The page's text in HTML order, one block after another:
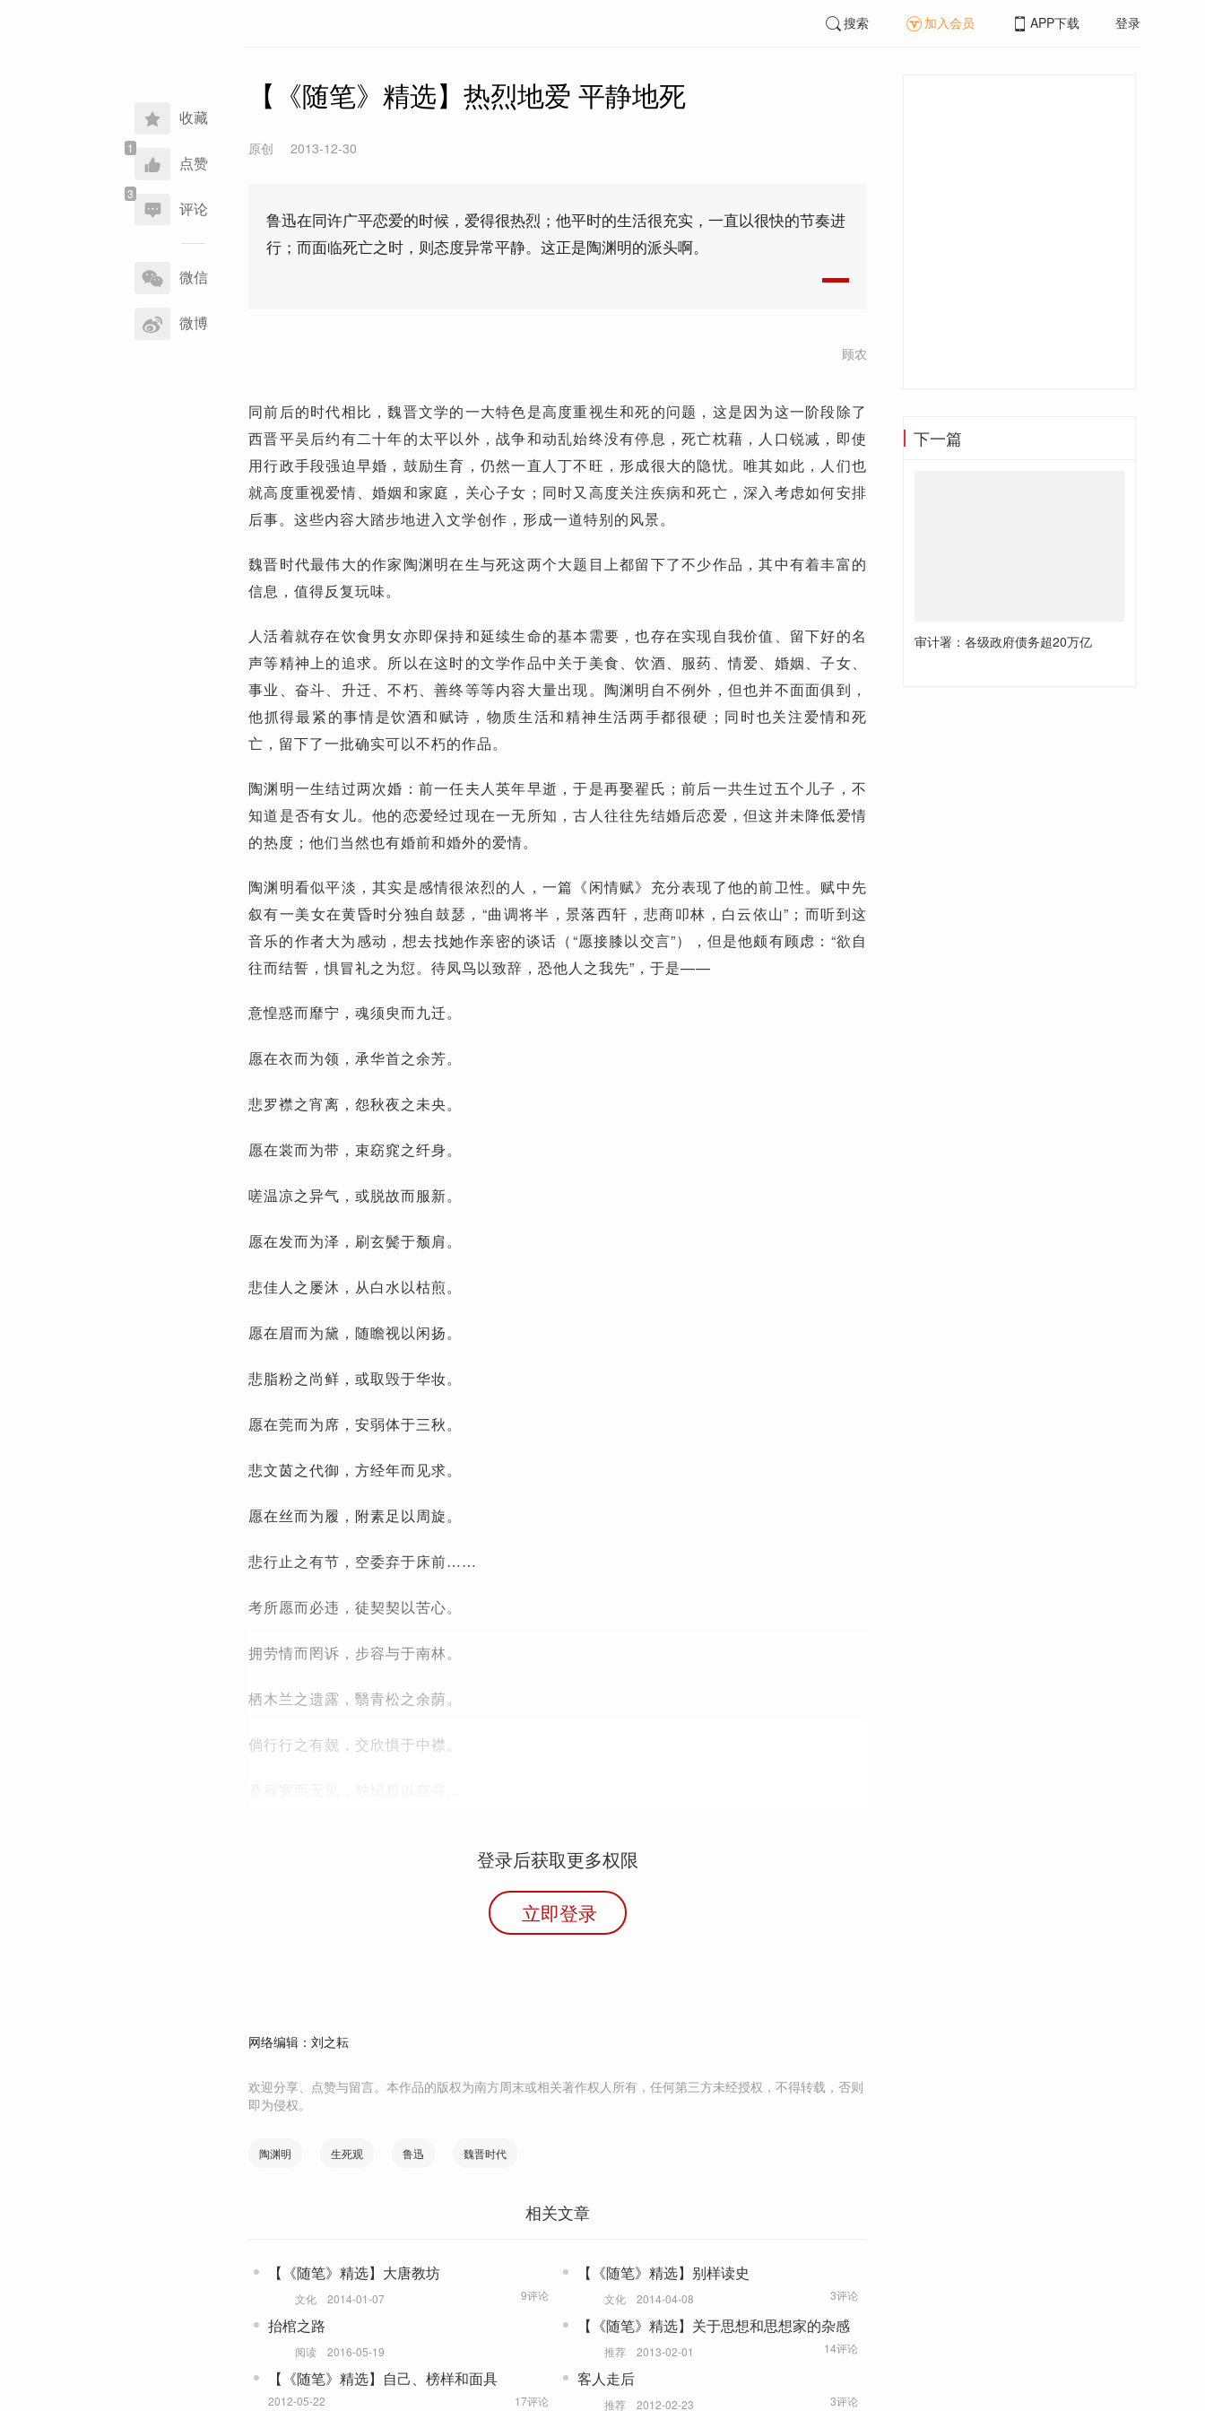
收藏
点赞
评论
享
到
微信
微博
搜索 加入会员 APP下载 登录
【《随笔》精选】热烈地爱 平静地死
原创 2013-12-30
鲁迅在同许广平恋爱的时候，爱得很热烈；他平时的生活很充实，一直以很快的节奏进
行；而面临死亡之时，则态度异常平静。这正是陶渊明的派头啊。
顾农
同前后的时代相比，魏晋文学的一大特色是高度重视生和死的问题，这是因为这一阶段除了
西晋平吴后约有二十年的太平以外，战争和动乱始终没有停息，死亡枕藉，人口锐减，即使
用行政手段强迫早婚，鼓励生育，仍然一直人丁不旺，形成很大的隐忧。唯其如此，人们也
就高度重视爱情、婚姻和家庭，关心子女；同时又高度关注疾病和死亡，深入考虑如何安排
后事。这些内容大踏步地进入文学创作，形成一道特别的风景。
魏晋时代最伟大的作家陶渊明在生与死这两个大题目上都留下了不少作品，其中有着丰富的
信息，值得反复玩味。
人活着就存在饮食男女亦即保持和延续生命的基本需要，也存在实现自我价值、留下好的名
声等精神上的追求。所以在这时的文学作品中关于美食、饮酒、服药、情爱、婚姻、子女、
事业、奋斗、升迁、不朽、善终等等内容大量出现。陶渊明自不例外，但也并不面面俱到，
他抓得最紧的事情是饮酒和赋诗，物质生活和精神生活两手都很硬；同时也关注爱情和死
亡，留下了一批确实可以不朽的作品。
陶渊明一生结过两次婚：前一任夫人英年早逝，于是再娶翟氏；前后一共生过五个儿子，不
知道是否有女儿。他的恋爱经过现在一无所知，古人往往先结婚后恋爱，但这并未降低爱情
的热度；他们当然也有婚前和婚外的爱情。
陶渊明看似平淡，其实是感情很浓烈的人，一篇《闲情赋》充分表现了他的前卫性。赋中先
叙有一美女在黄昏时分独自鼓瑟，“曲调将半，景落西轩，悲商叩林，白云依山”；而听到这
音乐的作者大为感动，想去找她作亲密的谈话（“愿接膝以交言”），但是他颇有顾虑：“欲自
往而结誓，惧冒礼之为愆。待凤鸟以致辞，恐他人之我先”，于是——
意惶惑而靡宁，魂须臾而九迁。
愿在衣而为领，承华首之余芳。
悲罗襟之宵离，怨秋夜之未央。
愿在裳而为带，束窈窕之纤身。
嗟温凉之异气，或脱故而服新。
愿在发而为泽，刷玄鬓于颓肩。
悲佳人之屡沐，从白水以枯煎。
愿在眉而为黛，随瞻视以闲扬。
悲脂粉之尚鲜，或取毁于华妆。
愿在莞而为席，安弱体于三秋。
悲文茵之代御，方经年而见求。
愿在丝而为履，附素足以周旋。
悲行止之有节，空委弃于床前……
考所愿而必违，徒契契以苦心。
拥劳情而罔诉，步容与于南林。
栖木兰之遗露，翳青松之余荫。
倘行行之有觌，交欣惧于中襟。
登录后获取更多权限
立即登录
网络编辑：刘之耘
欢迎分享、点赞与留言。本作品的版权为南方周末或相关著作权人所有，任何第三方未经授权，不得转载，否则
即为侵权。
陶渊明 生死观 鲁迅 魏晋时代
相关文章
【《随笔》精选】大唐教坊
文化 2014-01-07 9评论
【《随笔》精选】别样读史
文化 2014-04-08 3评论
抬棺之路
阅读 2016-05-19
【《随笔》精选】关于思想和思想家的杂感
推荐 2013-02-01 14评论
【《随笔》精选】自己、榜样和面具
2012-05-22 17评论
客人走后
推荐 2012-02-23 3评论
下一篇
审计署：各级政府债务超20万亿